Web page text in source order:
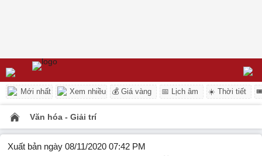
Mới nhất Xem nhiều 💰 Giá vàng 📅 Lịch âm ☀️ Thời tiết
Văn hóa - Giải trí
Xuất bản ngày 08/11/2020 07:42 PM